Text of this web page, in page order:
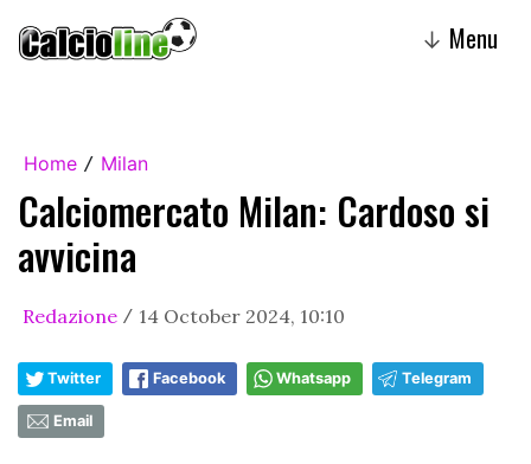
↓ Menu
Home / Milan
Calciomercato Milan: Cardoso si
avvicina
Redazione / 14 October 2024, 10:10
Twitter Facebook Whatsapp Telegram
Email